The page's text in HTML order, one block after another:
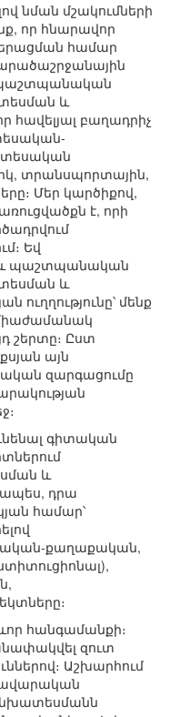
նման մշակումների
որ հնարավոր
համար
պաշտպանական
և
հավելյալ բաղադրիչ
տրանսպորտային,
Մեր կարծիքով,
է, որի
Եվ
և պաշտպանական
և
ուղղությունը՝ մենք
շերտը։ Ըստ
այն
զարգացումը
գիտական
և
դրա
համար՝
քաղաքական,
հանգամանքի։
զուտ
Աշխարհում